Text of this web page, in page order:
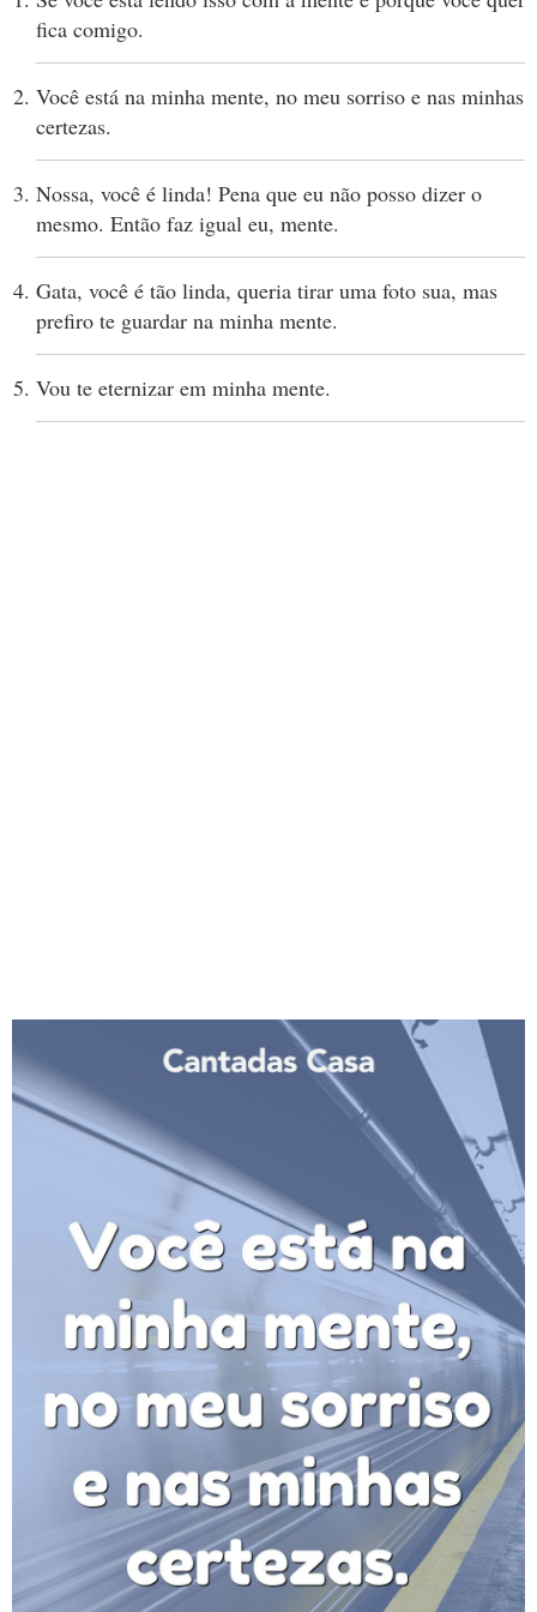
fica comigo.
Você está na minha mente, no meu sorriso e nas minhas
certezas.
Nossa, você é linda! Pena que eu não posso dizer o
mesmo. Então faz igual eu, mente.
Gata, você é tão linda, queria tirar uma foto sua, mas
prefiro te guardar na minha mente.
Vou te eternizar em minha mente.